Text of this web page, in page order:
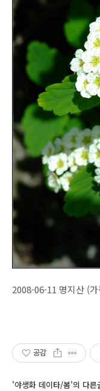
2008-06-11 명지산 (가
공감
'야생화 데이타/봄'의 다른